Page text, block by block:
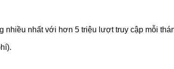
nhiều nhất với hơn 5 triệu lượt truy cập mỗi